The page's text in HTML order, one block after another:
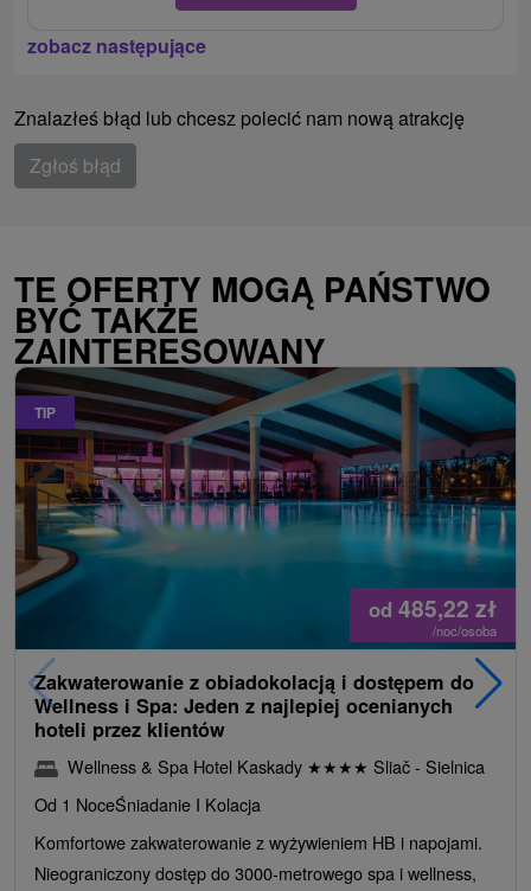
zobacz następujące
Znalazłeś błąd lub chcesz polecić nam nową atrakcję
Zgłoś błąd
TE OFERTY MOGĄ PAŃSTWO
BYĆ TAKŻE
ZAINTERESOWANY
TIP
od 485,22 zł
/noc/osoba
Zakwaterowanie z obiadokolacją i dostępem do
Wellness i Spa: Jeden z najlepiej ocenianych
hoteli przez klientów
Wellness & Spa Hotel Kaskady ★★★★ Sliač - Sielnica
Od 1 NoceŚniadanie I Kolacja
Komfortowe zakwaterowanie z wyżywieniem HB i napojami.
Nieograniczony dostęp do 3000-metrowego spa i wellness,